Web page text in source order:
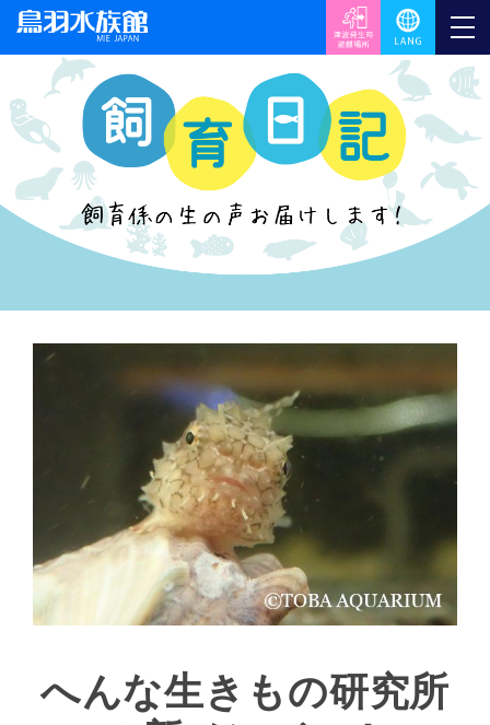
へんな生きもの研究所